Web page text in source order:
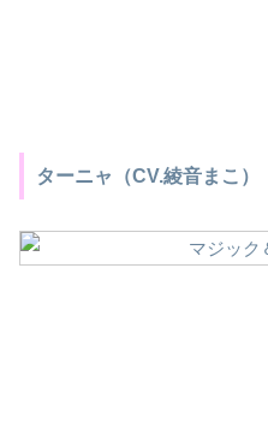
ターニャ（CV.綾音まこ）